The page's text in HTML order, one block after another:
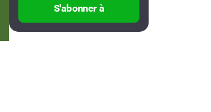
S'abonner à